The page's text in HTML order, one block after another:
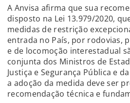
A Anvisa afirma que sua
disposto na Lei 13.979/2020,
medidas de restrição
entrada no País, por rodovias,
e de locomoção interestadual
conjunta dos Ministros de
Justiça e Segurança Pública e
a adoção da medida deve ser
recomendação técnica e